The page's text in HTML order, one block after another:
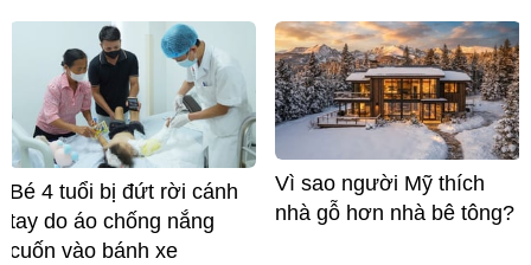
Bé 4 tuổi bị đứt rời cánh
tay do áo chống nắng
cuốn vào bánh xe
Vì sao người Mỹ thích
nhà gỗ hơn nhà bê tông?